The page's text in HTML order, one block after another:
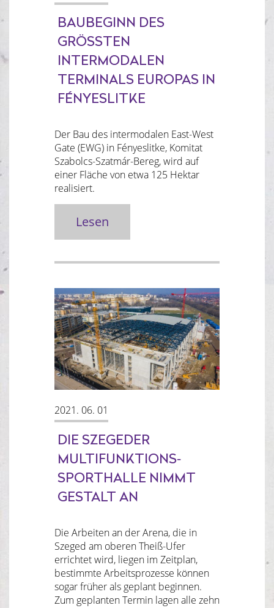
BAUBEGINN DES
GRÖSSTEN I
NTERMODALEN T
ERMINALS EUROPAS IN F
ÉNYESLITKE
Der Bau des intermodalen East-West
Gate (EWG) in Fényeslitke, Komitat
Szabolcs-Szatmár-Bereg, wird auf
einer Fläche von etwa 125 Hektar
realisiert.
Lesen
2021. 06. 01
DIE SZEGEDER
MULTIFUNKTIONS-
SPORTHALLE NIMMT
GESTALT AN
Die Arbeiten an der Arena, die in
Szeged am oberen Theiß-Ufer
errichtet wird, liegen im Zeitplan,
bestimmte Arbeitsprozesse können
sogar früher als geplant beginnen.
Zum geplanten Termin lagen alle zehn